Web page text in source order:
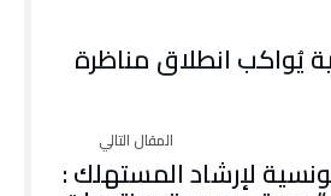
يُواكب انطلاق مناظرة
لإرشاد المستهلك :